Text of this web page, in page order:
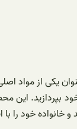
یکی از مواد
بپردازید. این
خانواده خود را